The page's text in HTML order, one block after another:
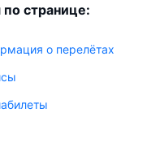
по странице:
о перелётах